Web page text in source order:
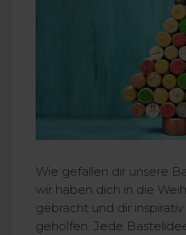
Wie gefallen dir unsere
wir haben dich in die
gebracht und dir
geholfen. Jede